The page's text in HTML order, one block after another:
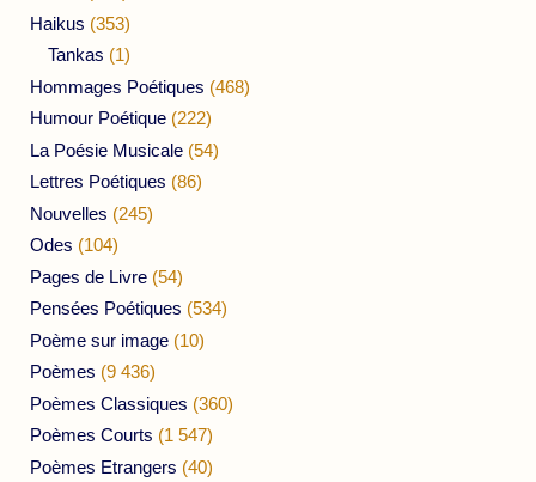
Haikus (353)
Tankas (1)
Hommages Poétiques (468)
Humour Poétique (222)
La Poésie Musicale (54)
Lettres Poétiques (86)
Nouvelles (245)
Odes (104)
Pages de Livre (54)
Pensées Poétiques (534)
Poème sur image (10)
Poèmes (9 436)
Poèmes Classiques (360)
Poèmes Courts (1 547)
Poèmes Etrangers (40)